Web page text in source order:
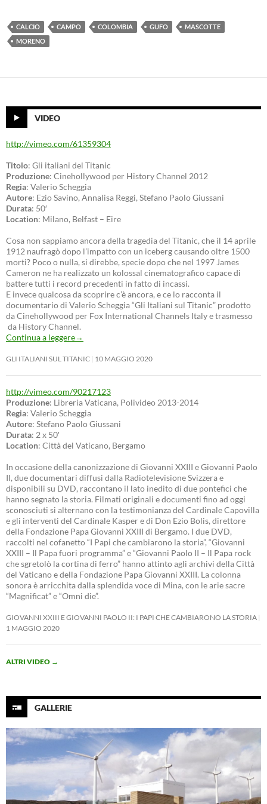
CALCIO CAMPO COLOMBIA GUFO
MASCOTTE
MORENO
VIDEO
http://vimeo.com/61359304
Titolo: Gli italiani del Titanic
Produzione: Cinehollywood per History Channel 2012
Regia: Valerio Scheggia
Autore: Ezio Savino, Annalisa Reggi, Stefano Paolo Giussani
Durata: 50′
Location: Milano, Belfast – Eire
Cosa non sappiamo ancora della tragedia del Titanic, che il 14 aprile
1912 naufragò dopo l’impatto con un iceberg causando oltre 1500
morti? Poco o nulla, si direbbe, specie dopo che nel 1997 James
Cameron ne ha realizzato un kolossal cinematografico capace di
battere tutti i record precedenti in fatto di incassi.
E invece qualcosa da scoprire c’è ancora, e ce lo racconta il
documentario di Valerio Scheggia “Gli Italiani sul Titanic” prodotto
da Cinehollywood per Fox International Channels Italy e trasmesso
da History Channel.
Continua a leggere→
GLI ITALIANI SUL TITANIC 10 MAGGIO 2020
http://vimeo.com/90217123
Produzione: Libreria Vaticana, Polivideo 2013-2014
Regia: Valerio Scheggia
Autore: Stefano Paolo Giussani
Durata: 2 x 50′
Location: Città del Vaticano, Bergamo
In occasione della canonizzazione di Giovanni XXIII e Giovanni Paolo
II, due documentari diffusi dalla Radiotelevisione Svizzera e
disponibili su DVD, raccontano il lato inedito di due pontefici che
hanno segnato la storia. Filmati originali e documenti fino ad oggi
sconosciuti si alternano con la testimonianza del Cardinale Capovilla
e gli interventi del Cardinale Kasper e di Don Ezio Bolis, direttore
della Fondazione Papa Giovanni XXIII di Bergamo. I due DVD,
raccolti nel cofanetto “I Papi che cambiarono la storia”, “Giovanni
XXIII – Il Papa fuori programma” e “Giovanni Paolo II – Il Papa rock
che sgretolò la cortina di ferro” hanno attinto agli archivi della Città
del Vaticano e della Fondazione Papa Giovanni XXIII. La colonna
sonora è arricchita dalla splendida voce di Mina, con le arie sacre
“Magnificat” e “Omni die”.
GIOVANNI XXIII E GIOVANNI PAOLO II: I PAPI CHE CAMBIARONO LA STORIA
1 MAGGIO 2020
ALTRI VIDEO →
GALLERIE